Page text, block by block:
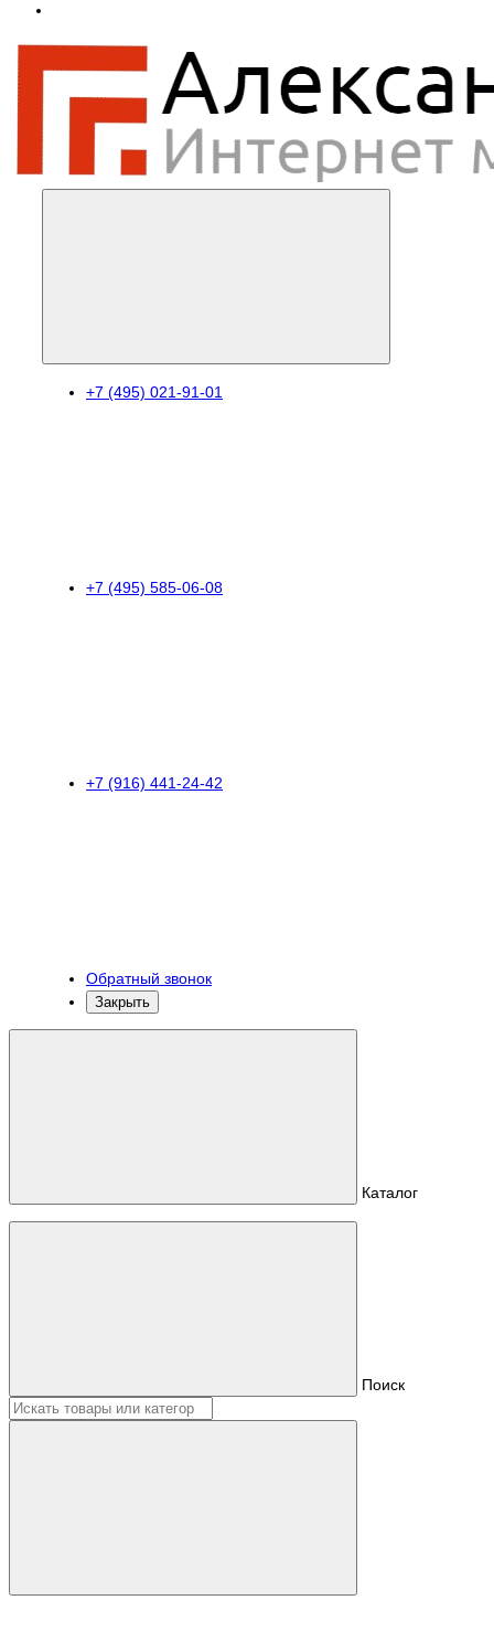
+7 (495) 021-91-01
+7 (495) 585-06-08
+7 (916) 441-24-42
Обратный звонок
Закрыть
Каталог
Поиск